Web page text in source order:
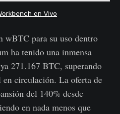
en Vivo
para su uso dentro
ha tenido una inmensa
271.167 BTC, superando
circulación. La oferta de
del 140% desde
en nada menos que